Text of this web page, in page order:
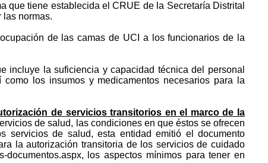
que tiene establecida el CRUE de la Secretaría Distrital
las normas.
de las camas de UCI a los funcionarios de la
incluye la suficiencia y capacidad técnica del personal
los insumos y medicamentos necesarios para la
de servicios transitorios en el marco de la
de salud, las condiciones en que éstos se ofrecen
servicios de salud, esta entidad emitió el documento
la autorización transitoria de los servicios de cuidado
los aspectos mínimos para tener en